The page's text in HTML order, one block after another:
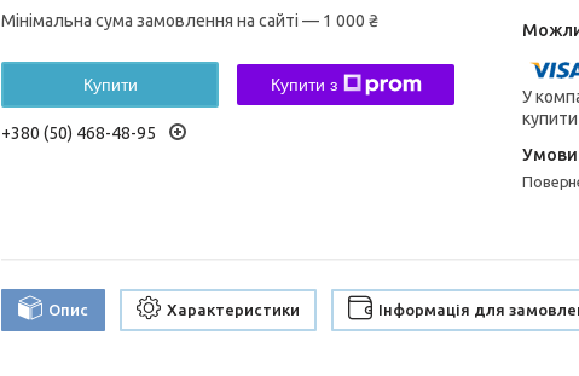
Мінімальна сума замовлення на сайті — 1 000 ₴
Купити Купити з
+380 (50) 468-48-95
У
Опис Характеристики Інформація для